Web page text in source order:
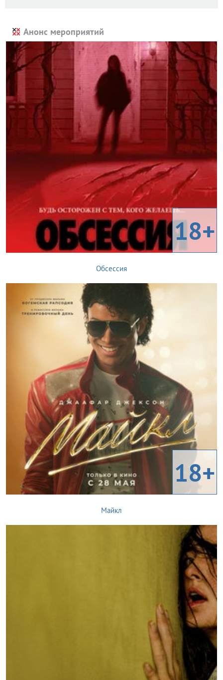
Анонс мероприятий
18+
Обсессия
18+
Майкл